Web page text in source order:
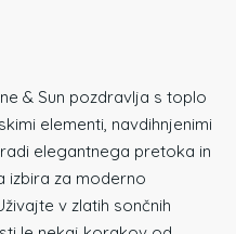
& Sun pozdravlja s toplo
elementi, navdihnjenimi
elegantnega pretoka in
izbira za moderno
v zlatih sončnih